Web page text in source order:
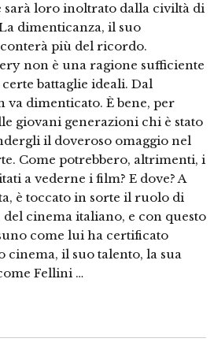
sarà loro inoltrato dalla civiltà di
dimenticanza, il suo
più del ricordo.
non è una ragione sufficiente
battaglie ideali. Dal
dimenticato. È bene, per
giovani generazioni chi è stato
il doveroso omaggio nel
Come potrebbero, altrimenti, i
a vederne i film? E dove? A
è toccato in sorte il ruolo di
cinema italiano, e con questo
come lui ha certificato
cinema, il suo talento, la sua
Fellini …